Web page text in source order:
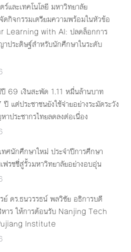
และเทคโนโลยี มหาวิทยาลัย
ดกิจกรรมเตรียมความพร้อมในหัวข้อ
Learning with AI: ปลดล็อกการ
ประดิษฐ์สำหรับนักศึกษาในระดับ
69 เงินสะพัด 1.11 หมื่นล้านบาท
แต่ประชาชนยังใช้จ่ายอย่างระมัดระวัง
ประชากรไทยลดลงต่อเนื่อง
ศนักศึกษาใหม่ ประจำปีการศึกษา
รชชี่สู่รั้วมหาวิทยาลัยอย่างอบอุ่น
ย์ ดร.ธนวรรธน์ พลวิชัย อธิการบดี
าร ให้การต้อนรับ Nanjing Tech
Institute